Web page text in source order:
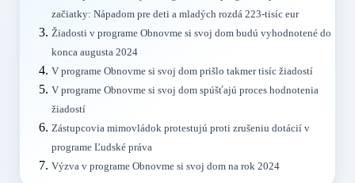
začiatky: Nápadom pre deti a mladých rozdá 223-tisíc eur
Žiadosti v programe Obnovme si svoj dom budú vyhodnotené do
konca augusta 2024
V programe Obnovme si svoj dom prišlo takmer tisíc žiadostí
V programe Obnovme si svoj dom spúšťajú proces hodnotenia
žiadostí
Zástupcovia mimovládok protestujú proti zrušeniu dotácií v
programe Ľudské práva
Výzva v programe Obnovme si svoj dom na rok 2024